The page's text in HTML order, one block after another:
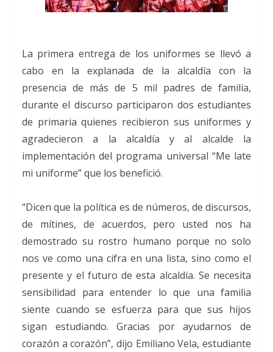
La primera entrega de los uniformes se llevó a
cabo en la explanada de la alcaldía con la
presencia de más de 5 mil padres de familia,
durante el discurso participaron dos estudiantes
de primaria quienes recibieron sus uniformes y
agradecieron a la alcaldía y al alcalde la
implementación del programa universal “Me late
mi uniforme” que los benefició.
“Dicen que la política es de números, de discursos,
de mítines, de acuerdos, pero usted nos ha
demostrado su rostro humano porque no solo
nos ve como una cifra en una lista, sino como el
presente y el futuro de esta alcaldía. Se necesita
sensibilidad para entender lo que una familia
siente cuando se esfuerza para que sus hijos
sigan estudiando. Gracias por ayudarnos de
corazón a corazón”, dijo Emiliano Vela, estudiante